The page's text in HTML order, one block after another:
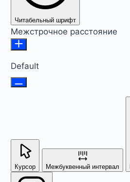
Читабельный шрифт
Межстрочное расстояние
Default
Курсор Межбуквенный интервал